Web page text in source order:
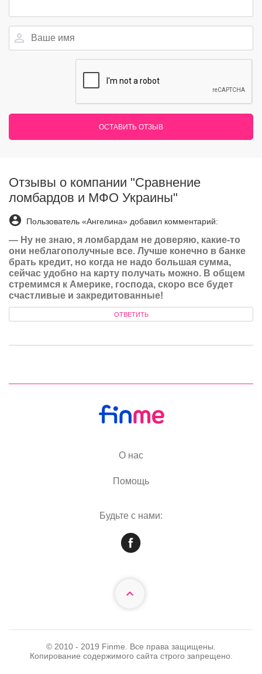
ОСТАВИТЬ ОТЗЫВ
Отзывы о компании "Сравнение
ломбардов и МФО Украины"
Пользователь «Ангелина» добавил комментарий:
— Ну не знаю, я ломбардам не доверяю, какие-то
они неблагополучные все. Лучше конечно в банке
брать кредит, но когда не надо большая сумма,
сейчас удобно на карту получать можно. В общем
стремимся к Америке, господа, скоро все будет
счастливые и закредитованные!
ОТВЕТИТЬ
О нас
Помощь
Будьте с нами:
© 2010 - 2019 Finme. Все права защищены.
Копирование содержимого сайта строго запрещено.